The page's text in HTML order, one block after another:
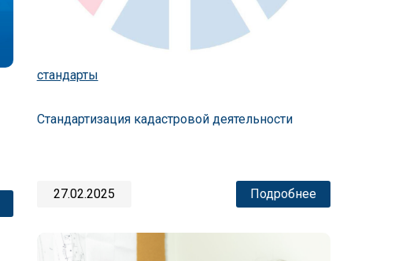
стандарты
Стандартизация кадастровой деятельности
27.02.2025 Подробнее